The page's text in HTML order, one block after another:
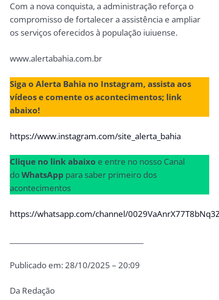
Com a nova conquista, a administração reforça o
compromisso de fortalecer a assistência e ampliar
os serviços oferecidos à população iuiuense.
www.alertabahia.com.br
Siga o Alerta Bahia no Instagram, assista aos
vídeos e comente os acontecimentos; link
abaixo!
https://www.instagram.com/site_alerta_bahia
Clique no link abaixo e entre no nosso Canal
doWhatsApp para saber primeiro dos
acontecimentos
https://whatsapp.com/channel/
Publicado em: 28/10/2025 – 20:09
Da Redação